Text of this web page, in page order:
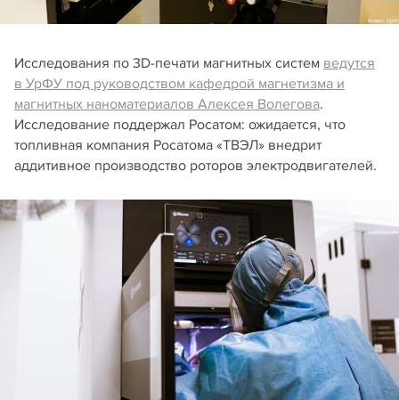
Исследования по 3D-печати магнитных систем ведутся
в УрФУ под руководством кафедрой магнетизма и
магнитных наноматериалов Алексея Волегова.
Исследование поддержал Росатом: ожидается, что
топливная компания Росатома «ТВЭЛ» внедрит
аддитивное производство роторов электродвигателей.